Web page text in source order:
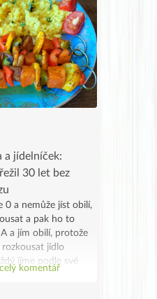
a jídelníček:
30 let bez
0 a nemůže jíst obilí,
a pak ho to
a jím obilí, protože
rozkousat jídlo
jíme podle své
a já protože se to
komentář